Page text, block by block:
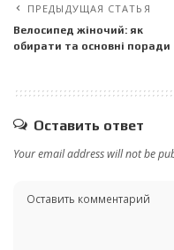
ПРЕДЫДУЩАЯ СТАТЬЯ
Велосипед жіночий: як
обирати та основні поради
Оставить ответ
Your email address will not be